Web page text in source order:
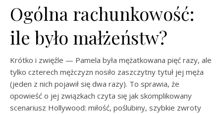
Ogólna rachunkowość:
ile było małżeństw?
Krótko i zwięźle — Pamela była mężatkowana pięć razy, ale
tylko czterech mężczyzn nosiło zaszczytny tytuł jej męża
(jeden z nich pojawił się dwa razy). To sprawia, że
opowieść o jej związkach czyta się jak skomplikowany
scenariusz Hollywood: miłość, poślubiny, szybkie zwroty